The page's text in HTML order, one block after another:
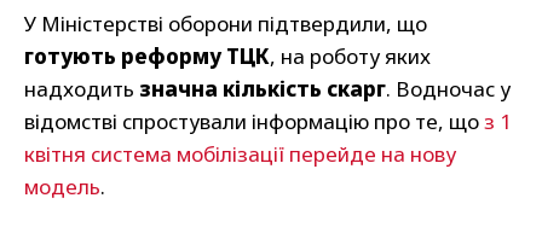
У Міністерстві оборони підтвердили, що
готують реформу ТЦК, на роботу яких
надходить значна кількість скарг. Водночас у
відомстві спростували інформацію про те, щоз 1
квітня система мобілізації перейде на нову
модель.